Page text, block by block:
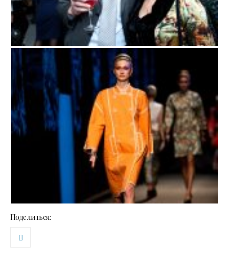
Поделиться: